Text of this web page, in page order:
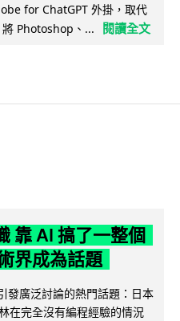
for ChatGPT 外掛，取代
Photoshop、...
閱讀全文
靠 AI 搞了一整個
界成為話題
發廣泛討論的熱門話題：日本
在完全沒有編程經驗的情況